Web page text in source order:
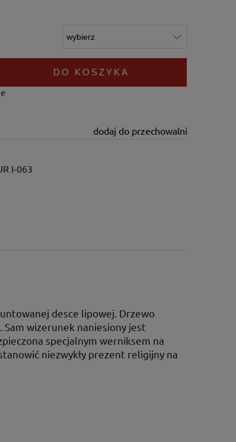
DO KOSZYKA
dodaj do przechowalni
I-063
desce lipowej. Drzewo
Sam wizerunek naniesiony jest
specjalnym werniksem na
niezwykły prezent religijny na